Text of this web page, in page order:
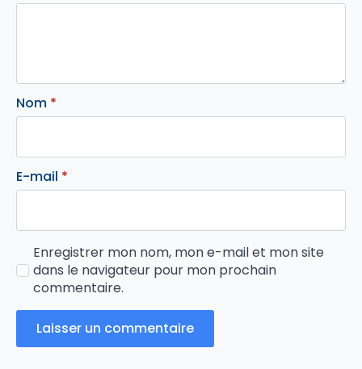
Nom *
E-mail *
Enregistrer mon nom, mon e-mail et mon site
dans le navigateur pour mon prochain
commentaire.